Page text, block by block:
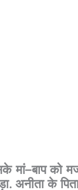
मां–बाप को
.अनीता के